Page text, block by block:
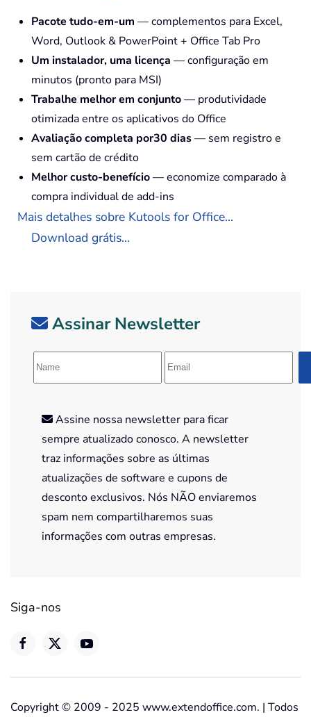
Pacote tudo-em-um — complementos para Excel,
Word, Outlook & PowerPoint + Office Tab Pro
Um instalador, uma licença — configuração em
minutos (pronto para MSI)
Trabalhe melhor em conjunto— produtividade
otimizada entre os aplicativos do Office
Avaliação completa por30 dias— sem registro e
sem cartão de crédito
Melhor custo-benefício— economize comparado à
compra individual de add-ins
Mais detalhes sobre Kutools for Office...
Download grátis...
Assinar Newsletter
Assine nossa newsletter para ficar
sempre atualizado conosco. A newsletter
traz informações sobre as últimas
atualizações de software e cupons de
desconto exclusivos. Nós NÃO enviaremos
spam nem compartilharemos suas
informações com outras empresas.
Siga-nos
Copyright © 2009 - 2025 www.extendoffice.com. | Todos